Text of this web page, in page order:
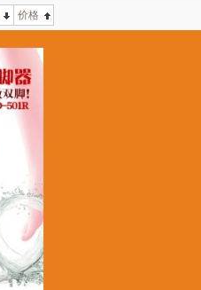
价格